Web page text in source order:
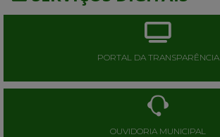
PORTAL DA TRANSPARÊNCIA
OUVIDORIA MUNICIPAL